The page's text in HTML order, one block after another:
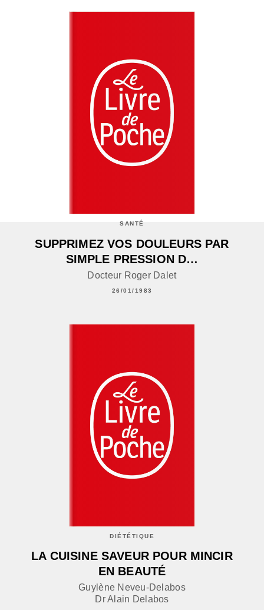
SANTÉ
SUPPRIMEZ VOS DOULEURS PAR
SIMPLE PRESSION D…
Docteur Roger Dalet
26/01/1983
DIÉTÉTIQUE
LA CUISINE SAVEUR POUR MINCIR
EN BEAUTÉ
Guylène Neveu-Delabos
Dr Alain Delabos